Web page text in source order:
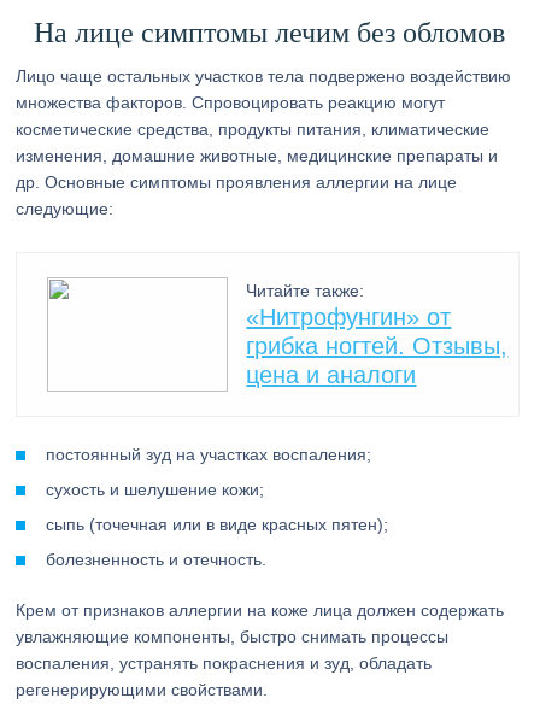
На лице симптомы лечим без обломов
Лицо чаще остальных участков тела подвержено воздействию
множества факторов. Спровоцировать реакцию могут
косметические средства, продукты питания, климатические
изменения, домашние животные, медицинские препараты и
др. Основные симптомы проявления аллергии на лице
следующие:
Читайте также:
«Нитрофунгин» от
грибка ногтей. Отзывы,
цена и аналоги
постоянный зуд на участках воспаления;
сухость и шелушение кожи;
сыпь (точечная или в виде красных пятен);
болезненность и отечность.
Крем от признаков аллергии на коже лица должен содержать
увлажняющие компоненты, быстро снимать процессы
воспаления, устранять покраснения и зуд, обладать
регенерирующими свойствами.